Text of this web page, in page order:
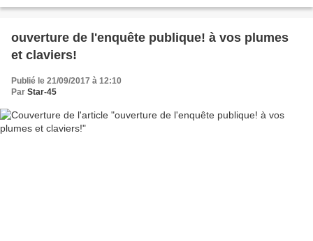
ouverture de l'enquête publique! à vos plumes
et claviers!
Publié le 21/09/2017 à 12:10
Par Star-45